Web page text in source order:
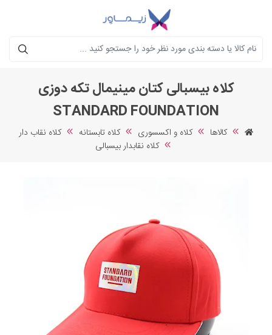
جستجو
کلاه بیسبالی کتان مینیمال تکه دوزی
STANDARD FOUNDATION
کالاها کلاه و اکسسوری کلاه تابستانه
کلاه نقاب دار
کلاه نقابدار بیسبالی